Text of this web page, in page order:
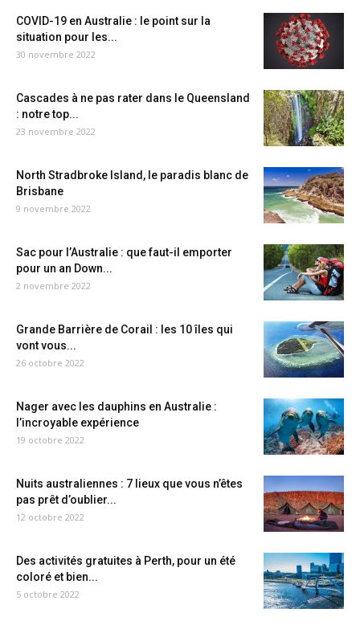
COVID-19 en Australie : le point sur la
situation pour les...
30 novembre 2022
Cascades à ne pas rater dans le Queensland
: notre top...
23 novembre 2022
North Stradbroke Island, le paradis blanc de
Brisbane
9 novembre 2022
Sac pour l’Australie : que faut-il emporter
pour un an Down...
2 novembre 2022
Grande Barrière de Corail : les 10 îles qui
vont vous...
26 octobre 2022
Nager avec les dauphins en Australie :
l’incroyable expérience
19 octobre 2022
Nuits australiennes : 7 lieux que vous n’êtes
pas prêt d’oublier...
12 octobre 2022
Des activités gratuites à Perth, pour un été
coloré et bien...
5 octobre 2022